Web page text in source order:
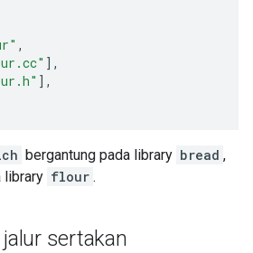
,
],
],
bergantung pada library bread ,
library flour .
sertakan